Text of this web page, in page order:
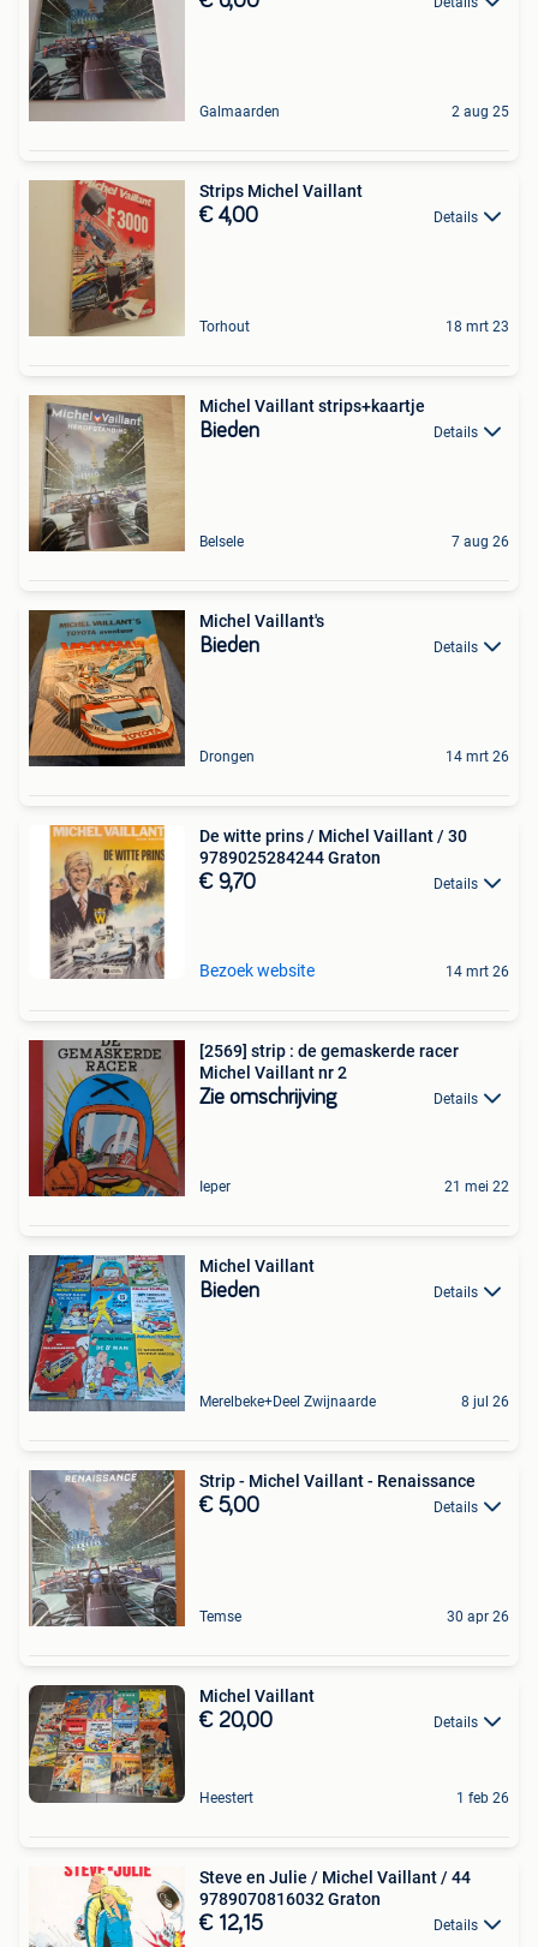
Galmaarden 2 aug 25
Strips Michel Vaillant
€ 4,00 Details
Torhout 18 mrt 23
Michel Vaillant strips+kaartje
Bieden Details
Belsele 7 aug 26
Michel Vaillant's
Bieden Details
Drongen 14 mrt 26
De witte prins / Michel Vaillant / 30
9789025284244 Graton
€ 9,70 Details
Bezoek website 14 mrt 26
[2569] strip : de gemaskerde racer
Michel Vaillant nr 2
Zie omschrijving Details
Ieper 21 mei 22
Michel Vaillant
Bieden Details
Merelbeke+Deel Zwijnaarde 8 jul 26
Strip - Michel Vaillant - Renaissance
€ 5,00 Details
Temse 30 apr 26
Michel Vaillant
€ 20,00 Details
Heestert 1 feb 26
Steve en Julie / Michel Vaillant / 44
9789070816032 Graton
€ 12,15 Details